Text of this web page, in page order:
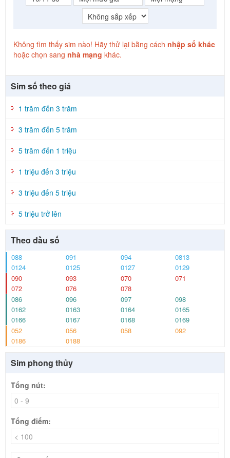
Không tìm thấy sim nào! Hãy thử lại bằng cách nhập số khác
hoặc chọn sang nhà mạng khác.
Sim số theo giá
1 trăm đến 3 trăm
3 trăm đến 5 trăm
5 trăm đến 1 triệu
1 triệu đến 3 triệu
3 triệu đến 5 triệu
5 triệu trở lên
Theo đầu số
088 091 094
0813
0124
0125 0127
0129
090
093 070
071
072
076
078
086
096 097
098
0162
0163 0164
0165
0166
0167 0168
0169
052
056 058
092
0186
0188
Sim phong thủy
Tổng nút:
Tổng điểm: